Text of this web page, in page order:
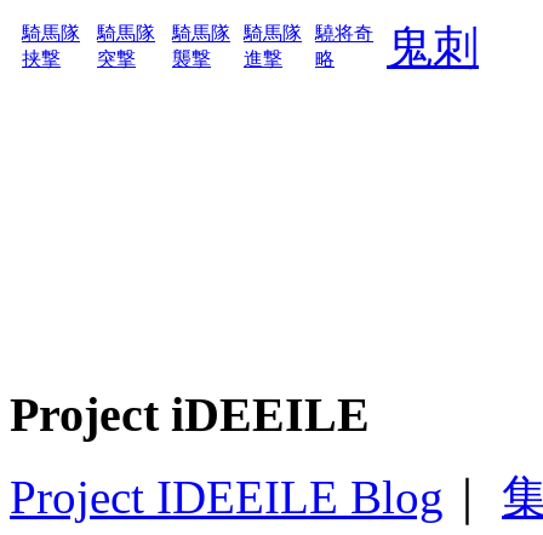
騎馬隊
挟撃
騎馬隊
突撃
騎馬隊
襲撃
騎馬隊
進撃
驍将奇
略
鬼刺
Project iDEEILE
Project IDEEILE Blog